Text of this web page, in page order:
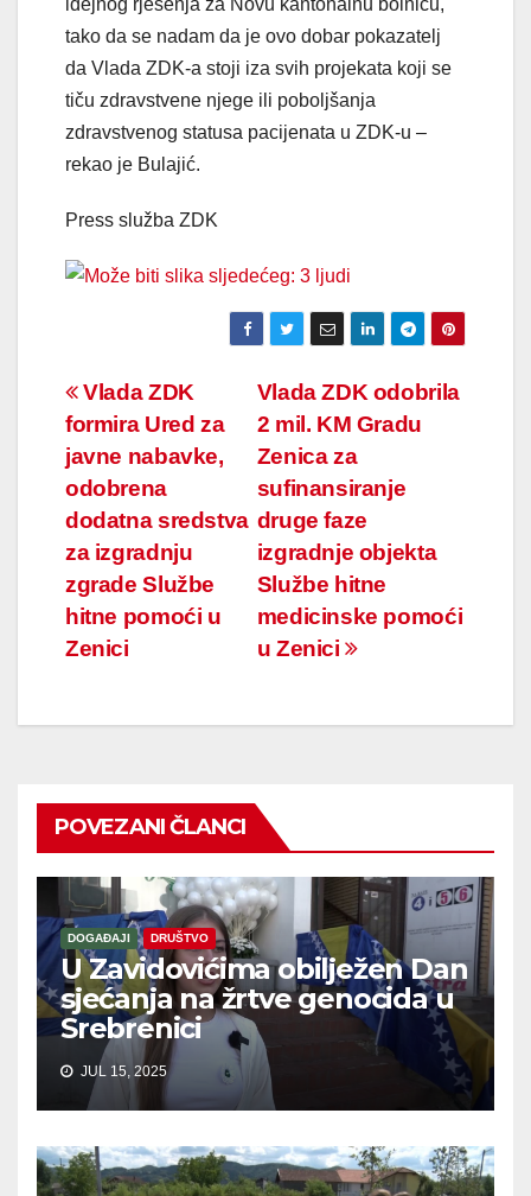
idejnog rješenja za Novu kantonalnu bolnicu,
tako da se nadam da je ovo dobar pokazatelj
da Vlada ZDK-a stoji iza svih projekata koji se
tiču zdravstvene njege ili poboljšanja
zdravstvenog statusa pacijenata u ZDK-u –
rekao je Bulajić.
Press služba ZDK
Navigacija
članaka
Vlada ZDK odobrila
2 mil. KM Gradu
Zenica za
sufinansiranje
druge faze
izgradnje objekta
Službe hitne
medicinske pomoći
u Zenici
Vlada ZDK
formira Ured za
javne nabavke,
odobrena
dodatna sredstva
za izgradnju
zgrade Službe
hitne pomoći u
Zenici
POVEZANI ČLANCI
DOGAĐAJI DRUŠTVO
U Zavidovićima obilježen Dan
sjećanja na žrtve genocida u
Srebrenici
JUL 15, 2025